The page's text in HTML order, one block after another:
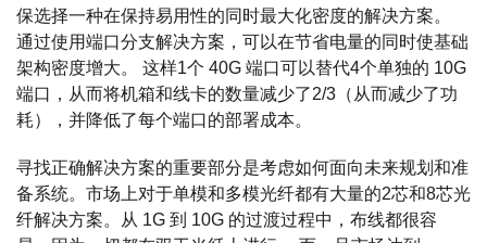
保选择一种在保持易用性的同时最大化密度的解决方案。
通过使用端口分支解决方案，可以在节省电量的同时使基础
架构密度增大。 这样1个 40G 端口可以替代4个单独的 10G
端口，从而将机箱和线卡的数量减少了2/3（从而减少了功
耗），并降低了每个端口的部署成本。
寻找正确解决方案的重要部分是考虑如何面向未来规划和准
备系统。市场上对于单模和多模光纤都有大量的2芯和8芯光
纤解决方案。从 1G 到 10G 的过渡过程中，布线都很容